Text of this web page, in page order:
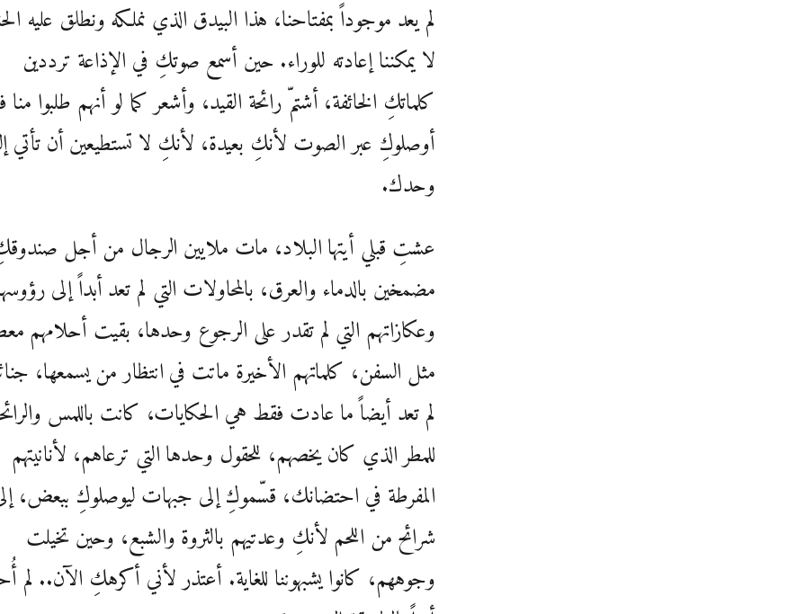
لم يعد موجوداً بمفتاحنا، هذا البيدق الذي نملكه ونطلق عليه
لا يمكننا إعادته للوراء. حين أسمع صوتكِ في الإذاعة ترددين
كلماتكِ الخائفة، أشتمّ رائحة القيد، وأشعر كما لو أنهم طلبوا منا
أوصلوكِ عبر الصوت لأنكِ بعيدة، لأنكِ لا تستطيعين أن تأتي
وحدك.
عشتِ قبلي أيتها البلاد، مات ملايين الرجال من أجل
مضمخين بالدماء والعرق، بالمحاولات التي لم تعد أبداً إلى
وعكازاتهم التي لم تقدر على الرجوع وحدها، بقيت أحلامهم
مثل السفن، كلماتهم الأخيرة ماتت في انتظار من يسمعها،
لم تعد أيضاً ما عادت فقط هي الحكايات، كانت باللمس
للمطر الذي كان يخصهم، للحقول وحدها التي ترعاهم، لأنانيتهم
المفرطة في احتضانك، قسّموكِ إلى جبهات ليوصلوكِ ببعض،
شرائح من اللحم لأنكِ وعدتيهم بالثروة والشبع، وحين تخيلت
وجوههم، كانوا يشبهوننا للغاية. أعتذر لأني أكرهكِ الآن.. لم